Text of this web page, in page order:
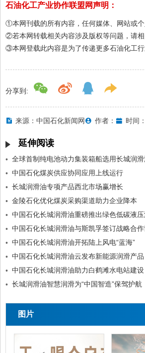
石油化工产业协作联盟网声明：
①本网刊载的所有内容，任何媒体、网站或
②若本网转载相关内容涉及版权等问题，请
③本网登载此内容是为了传递更多石油化工
分享到:
来源：中国石化新闻网 作者： 时间
延伸阅读
• 全球首制纯电池动力集装箱船选用长城润滑
• 中国石化煤炭供应协同应用上线运行
• 长城润滑油专项产品西北市场赢增长
• 金陵石化优化煤炭采购渠道助力企业降本
• 中国石化长城润滑油重磅推出绿色低碳液压
• 中国石化长城润滑油与斯凯孚签订战略合作
• 中国石化长城润滑油开拓陆上风电“蓝海”
• 中国石化长城润滑油云发布新能源润滑产品
• 中国石化长城润滑油助力白鹤滩水电站建设
• 长城润滑油智慧润滑为“中国智造”保驾护航
图片